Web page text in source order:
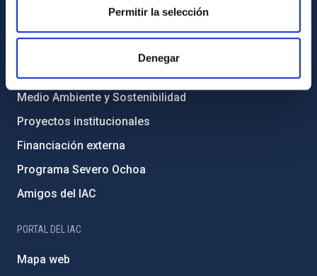
Permitir la selección
Denegar
Forever IAC
Medio Ambiente y Sostenibilidad
Proyectos institucionales
Financiación externa
Programa Severo Ochoa
Amigos del IAC
PORTAL DEL IAC
Mapa web